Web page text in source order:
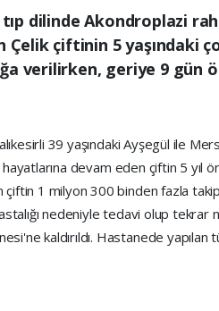
dilinde Akondroplazi
çiftinin 5 yaşındaki
verilirken, geriye 9 gün
39 yaşındaki Ayşegül ile
devam eden çiftin 5 yıl
1 milyon 300 binden fazla
nedeniyle tedavi olup tekrar
kaldırıldı. Hastanede